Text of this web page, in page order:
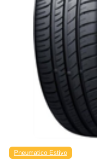
Pneumatico Estivo